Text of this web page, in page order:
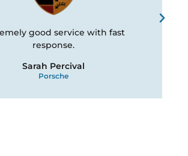
good service with fast
response.
Sarah Percival
Porsche